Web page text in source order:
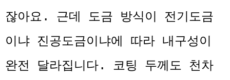
잖아요. 근데 도금 방식이 전기도금
이냐 진공도금이냐에 따라 내구성이
완전 달라집니다. 코팅 두께도 천차